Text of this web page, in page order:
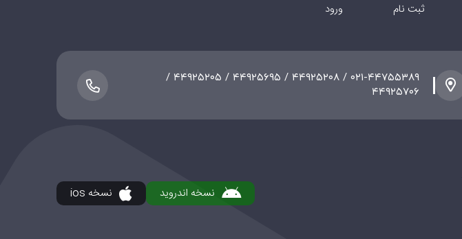
ثبت نام ورود
۰۲۱-۴۴۷۵۵۳۸۹ / ۴۴۹۲۵۲۰۸ / ۴۴۹۲۵۶۹۵ / ۴۴۹۲۵۲۰۵ /
۴۴۹۲۵۷۰۶
نسخه اندروید نسخه ios